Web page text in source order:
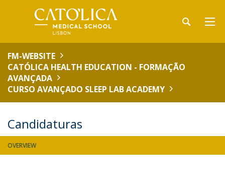
FM-WEBSITE
CATÓLICA HEALTH EDUCATION - FORMAÇÃO
AVANÇADA
CURSO AVANÇADO SLEEP LAB ACADEMY
Candidaturas
OVERVIEW